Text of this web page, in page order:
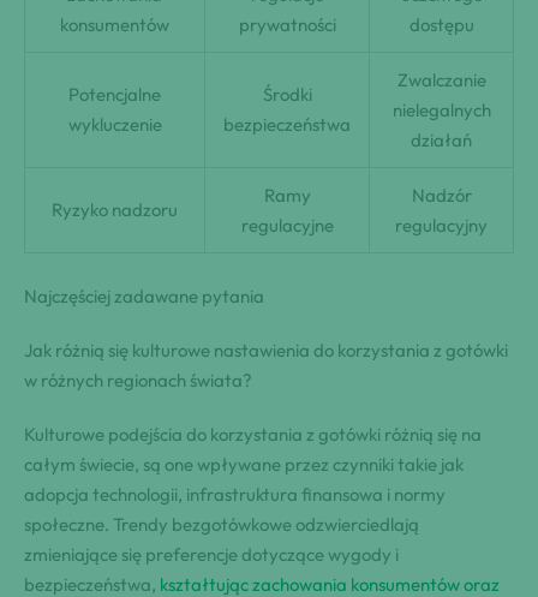
konsumentów
prywatności
dostępu
Potencjalne
wykluczenie
Środki
bezpieczeństwa
Zwalczanie
nielegalnych
działań
Ryzyko nadzoru
Ramy
regulacyjne
Nadzór
regulacyjny
Najczęściej zadawane pytania
Jak różnią się kulturowe nastawienia do korzystania z gotówki
w różnych regionach świata?
Kulturowe podejścia do korzystania z gotówki różnią się na
całym świecie, są one wpływane przez czynniki takie jak
adopcja technologii, infrastruktura finansowa i normy
społeczne. Trendy bezgotówkowe odzwierciedlają
zmieniające się preferencje dotyczące wygody i
bezpieczeństwa, kształtując zachowania konsumentów oraz